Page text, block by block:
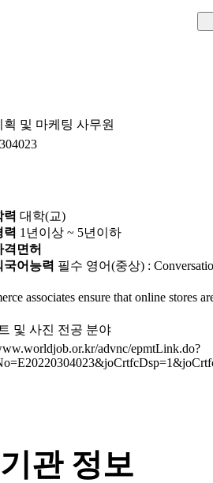
획 및 마케팅 사무원
력 대학(교)
력 1년이상 ~ 5년이하
격면허
국어능력 필수 영어(중상) :
associates ensure that online stores
및 사진 전공 분야
advnc/epmtLink.do?
관 정보